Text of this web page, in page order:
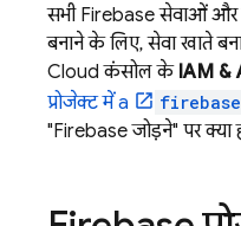
सभी Firebase सेवाओं
बनाने के लिए, सेवा खाते
Cloud कंसोल के IAM &
प्रोजेक्ट में a
"Firebase जोड़ने" पर क्या